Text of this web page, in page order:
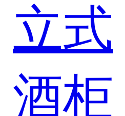
立式
酒柜